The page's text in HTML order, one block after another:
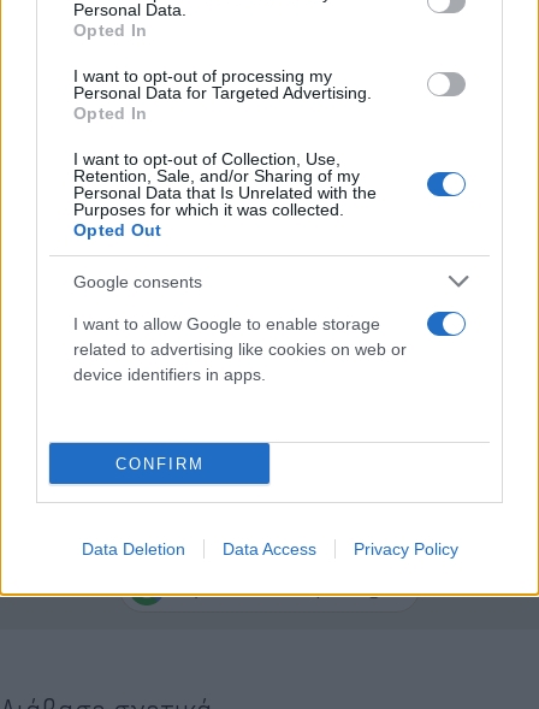
Personal Data.
Opted In
I want to opt-out of processing my
Personal Data for Targeted Advertising.
Opted In
I want to opt-out of Collection, Use,
Retention, Sale, and/or Sharing of my
Personal Data that Is Unrelated with the
Purposes for which it was collected.
Opted Out
Google consents
I want to allow Google to enable storage
related to advertising like cookies on web or
device identifiers in apps.
CONFIRM
Data Deletion Data Access Privacy Policy
Σε πτώση οι ενημερωτικοί
Το «Σήμερα» (ΣΚΑΪ) με τους Δημήτρη Οικονόμου
και Άκη Παυλόπουλο έκανε 8,7%, το «Καλημέρα
Ελλάδα» (ΑΝΤ1) με τους Παναγιώτη Στάθη και
Στέφανο Σίσκο είχε 4,8%, ενώ το «Ώρα Ελλάδος»
τερμάτισε στο 3,2%.
Flash.grστην αναζήτηση τηςGoogle